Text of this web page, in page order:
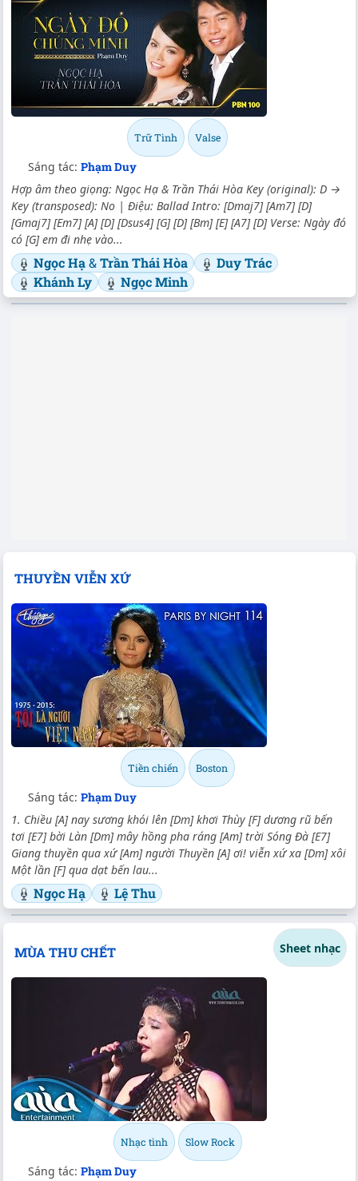
Trữ Tình Valse
Sáng tác: Phạm Duy
Hợp âm theo giọng: Ngọc Hạ & Trần Thái Hòa Key (original): D →
Key (transposed): No | Điệu: Ballad Intro: [Dmaj7] [Am7] [D]
[Gmaj7] [Em7] [A] [D] [Dsus4] [G] [D] [Bm] [E] [A7] [D] Verse: Ngày đó
có [G] em đi nhẹ vào...
Ngọc Hạ&Trần Thái Hòa
Duy Trác
Khánh Ly
Ngọc Minh
THUYỀN VIỄN XỨ
Tiền chiến Boston
Sáng tác: Phạm Duy
1. Chiều [A] nay sương khói lên [Dm] khơi Thùy [F] dương rũ bến
tơi [E7] bời Làn [Dm] mây hồng pha ráng [Am] trời Sóng Đà [E7]
Giang thuyền qua xứ [Am] người Thuyền [A] ơi! viễn xứ xa [Dm] xôi
Một lần [F] qua dạt bến lau...
Ngọc Hạ Lệ Thu
MÙA THU CHẾT Sheet nhạc
Nhạc tình Slow Rock
Sáng tác: Phạm Duy